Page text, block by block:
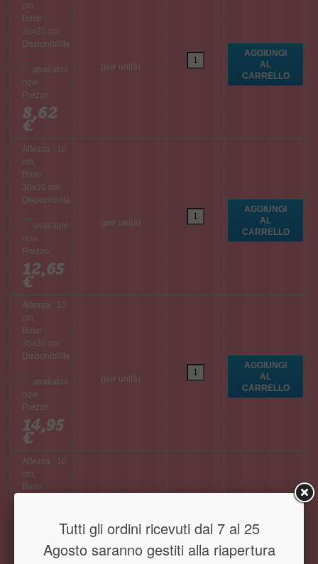
cm,
Base :
25x25 cm
Disponibilità
:
Prezzo :
8,62
€
(per unità)
Altezza : 10
cm,
Base :
30x30 cm
Disponibilità
:
Prezzo :
12,65
€
(per unità)
Altezza : 10
cm,
Base :
35x35 cm
Disponibilità
:
Prezzo :
14,95
€
(per unità)
Altezza : 10
cm,
Base :
(per unità)
Tutti gli ordini ricevuti dal 7 al 25
Agosto saranno gestiti alla riapertura